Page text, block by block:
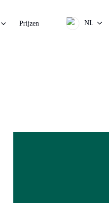
Prijzen NL